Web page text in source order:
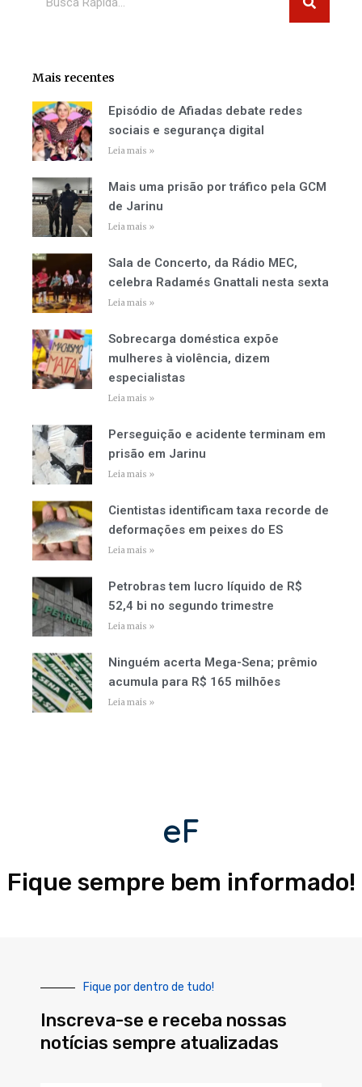
Mais recentes
Episódio de Afiadas debate redes
sociais e segurança digital
Leia mais »
Mais uma prisão por tráfico pela GCM
de Jarinu
Leia mais »
Sala de Concerto, da Rádio MEC,
celebra Radamés Gnattali nesta sexta
Leia mais »
Sobrecarga doméstica expõe
mulheres à violência, dizem
especialistas
Leia mais »
Perseguição e acidente terminam em
prisão em Jarinu
Leia mais »
Cientistas identificam taxa recorde de
deformações em peixes do ES
Leia mais »
Petrobras tem lucro líquido de R$
52,4 bi no segundo trimestre
Leia mais »
Ninguém acerta Mega-Sena; prêmio
acumula para R$ 165 milhões
Leia mais »
eF
Fique sempre bem informado!
Fique por dentro de tudo!
Inscreva-se e receba nossas
notícias sempre atualizadas